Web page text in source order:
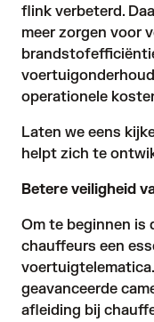
flink verbeterd.
meer zorgen voor
operationele
Laten we eens
helpt zich te
Betere veiligheid
Om te beginnen is
chauffeurs een
geavanceerde
afleiding bij